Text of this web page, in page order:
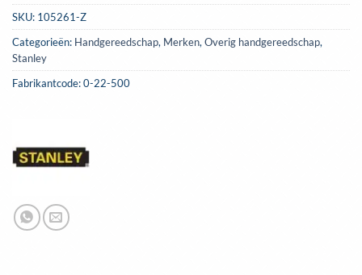
SKU: 105261-Z
Categorieën: Handgereedschap, Merken,Overig handgereedschap,
Stanley
Fabrikantcode: 0-22-500